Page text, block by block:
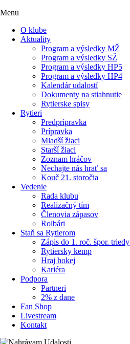
Menu
O klube
Aktuality
Program a výsledky MŽ
Program a výsledky SŽ
Program a výsledky HP5
Program a výsledky HP4
Kalendár udalostí
Dokumenty na stiahnutie
Rytierske spisy
Rytieri
Predprípravka
Prípravka
Mladší žiaci
Starší žiaci
Zoznam hráčov
Nechajte nás hrať sa
Kouč 21. storočia
Vedenie
Rada klubu
Realizačný tím
Členovia zápasov
Rolbári
Staň sa Rytierom
Zápis do 1. roč. špor. triedy
Rytiersky kemp
Hraj hokej
Kariéra
Podpora
Partneri
2% z dane
Fan Shop
Livestream
Kontakt